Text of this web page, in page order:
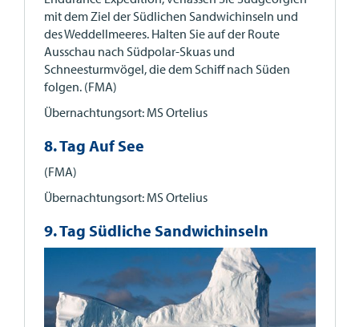
mit dem Ziel der Südlichen Sandwichinseln und
des Weddellmeeres. Halten Sie auf der Route
Ausschau nach Südpolar-Skuas und
Schneesturmvögel, die dem Schiff nach Süden
folgen. (FMA)
Übernachtungsort: MS Ortelius
8. Tag Auf See
(FMA)
Übernachtungsort: MS Ortelius
9. Tag Südliche Sandwichinseln